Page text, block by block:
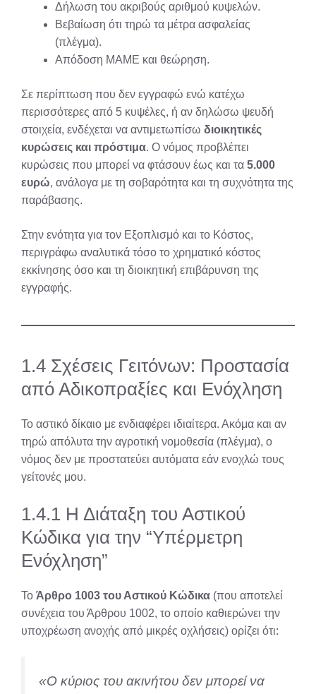
Δήλωση του ακριβούς αριθμού κυψελών.
Βεβαίωση ότι τηρώ τα μέτρα ασφαλείας
(πλέγμα).
Απόδοση ΜΑΜΕ και θεώρηση.
Σε περίπτωση που δεν εγγραφώ ενώ κατέχω
περισσότερες από 5 κυψέλες, ή αν δηλώσω ψευδή
στοιχεία, ενδέχεται να αντιμετωπίσω διοικητικές
κυρώσεις και πρόστιμα. Ο νόμος προβλέπει
κυρώσεις που μπορεί να φτάσουν έως και τα 5.000
ευρώ, ανάλογα με τη σοβαρότητα και τη συχνότητα της
παράβασης.
Στην ενότητα για τον Εξοπλισμό και το Κόστος,
περιγράφω αναλυτικά τόσο το χρηματικό κόστος
εκκίνησης όσο και τη διοικητική επιβάρυνση της
εγγραφής.
1.4 Σχέσεις Γειτόνων: Προστασία
από Αδικοπραξίες και Ενόχληση
Το αστικό δίκαιο με ενδιαφέρει ιδιαίτερα. Ακόμα και αν
τηρώ απόλυτα την αγροτική νομοθεσία (πλέγμα), ο
νόμος δεν με προστατεύει αυτόματα εάν ενοχλώ τους
γείτονές μου.
1.4.1 Η Διάταξη του Αστικού
Κώδικα για την “Υπέρμετρη
Ενόχληση”
Το Άρθρο 1003 του Αστικού Κώδικα (που αποτελεί
συνέχεια του Άρθρου 1002, το οποίο καθιερώνει την
υποχρέωση ανοχής από μικρές οχλήσεις) ορίζει ότι:
«Ο κύριος του ακινήτου δεν μπορεί να